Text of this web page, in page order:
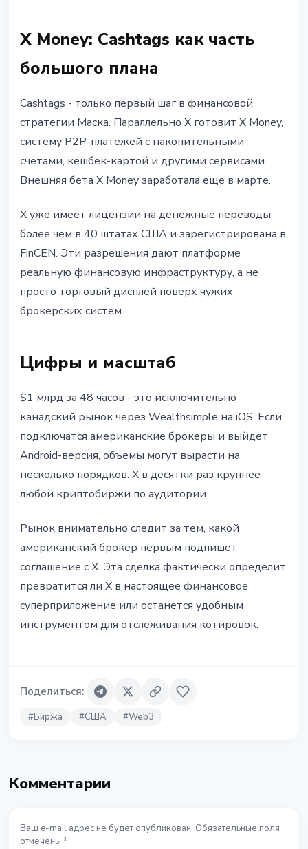
X Money: Cashtags как часть
большого плана
Cashtags - только первый шаг в финансовой
стратегии Маска. Параллельно X готовит X Money,
систему P2P-платежей с накопительными
счетами, кешбек-картой и другими сервисами.
Внешняя бета X Money заработала еще в марте.
X уже имеет лицензии на денежные переводы
более чем в 40 штатах США и зарегистрирована в
FinCEN. Эти разрешения дают платформе
реальную финансовую инфраструктуру, а не
просто торговый дисплей поверх чужих
брокерских систем.
Цифры и масштаб
$1 млрд за 48 часов - это исключительно
канадский рынок через Wealthsimple на iOS. Если
подключатся американские брокеры и выйдет
Android-версия, объемы могут вырасти на
несколько порядков. X в десятки раз крупнее
любой криптобиржи по аудитории.
Рынок внимательно следит за тем, какой
американский брокер первым подпишет
соглашение с X. Эта сделка фактически определит,
превратится ли X в настоящее финансовое
суперприложение или останется удобным
инструментом для отслеживания котировок.
Поделиться:
#Биржа #США #Web3
Комментарии
Ваш e-mail адрес не будет опубликован. Обязательные поля
отмечены *